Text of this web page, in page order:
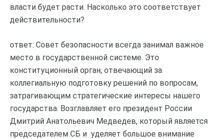
власти будет расти. Насколько это соответствует
действительности?
ответ: Совет безопасности всегда занимал важное
место в государственной системе. Это
конституционный орган, отвечающий за
коллегиальную подготовку решений по вопросам,
затрагивающим стратегические интересы нашего
государства. Возглавляет его президент России
Дмитрий Анатольевич Медведев, который является
председателем СБ и уделяет большое внимание